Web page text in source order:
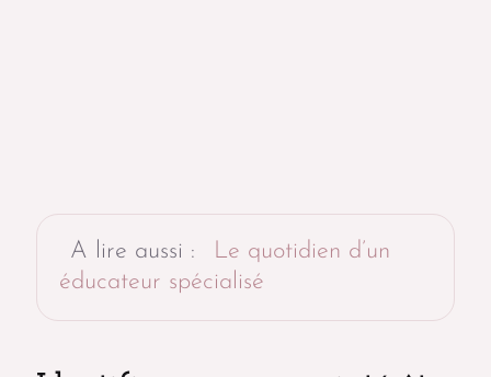
A lire aussi :
Le quotidien d’un
éducateur spécialisé